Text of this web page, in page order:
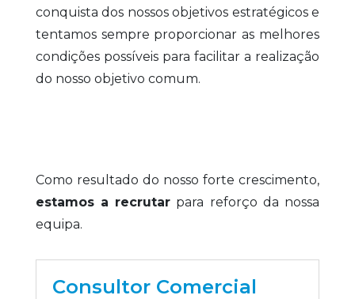
conquista dos nossos objetivos estratégicos e
tentamos sempre proporcionar as melhores
condições possíveis para facilitar a realização
do nosso objetivo comum.
Como resultado do nosso forte crescimento,
estamos a recrutar para reforço da nossa
equipa.
Consultor Comercial